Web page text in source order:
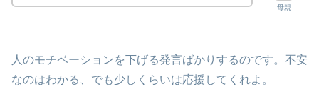
母親
人のモチベーションを下げる発言ばかりするのです。不安
なのはわかる、でも少しくらいは応援してくれよ。